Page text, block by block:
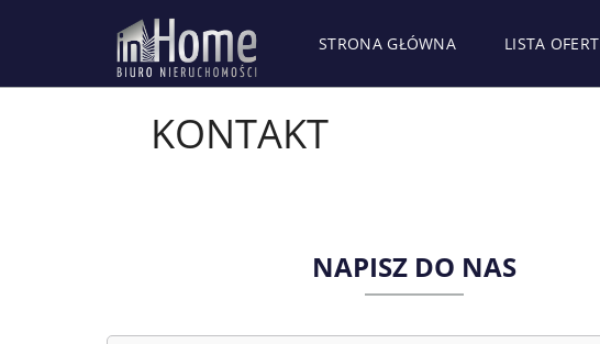
STRONA GŁÓWNA LISTA OFERT
KONTAKT
NAPISZ DO NAS